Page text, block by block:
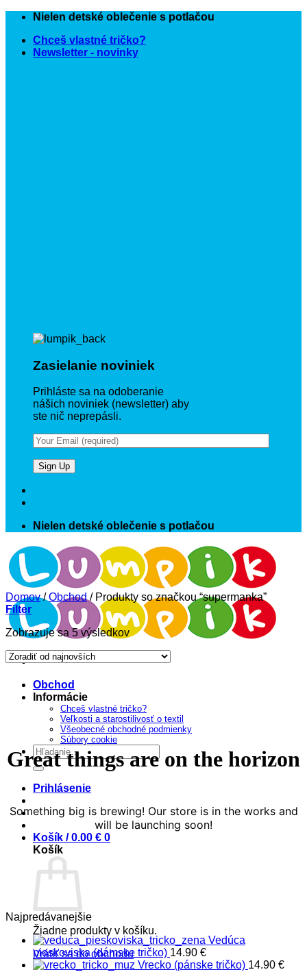
Skip
content
Nielen detské oblečenie s potlačou
Chceš vlastné tričko?
Newsletter - novinky
Zasielanie noviniek
Prihláste sa na odoberanie
nášich noviniek (newsletter) aby
ste nič neprepásli.
Nielen detské oblečenie s potlačou
Obchod
Informácie
Chceš vlastné tričko?
Veľkosti a starostilivosť o textil
Všeobecné obchodné podmienky
Súbory cookie
Hľadať:
Prihlásenie
Košík /0.00 € 0
Košík
Žiadne produkty v košíku.
Vrátiť sa do obchodu
Domov / Obchod /Produkty so značkou “supermanka”
Filter
Zobrazuje sa 5 výsledkovSorted
obsah
Great things are on the horizon
Something big is brewing! Our store is in the works and
will be launching soon!
Najpredávanejšie
Vedúca
pieskoviska (dámske tričko) 14.90 €
Vrecko (pánske tričko) 14.90 €